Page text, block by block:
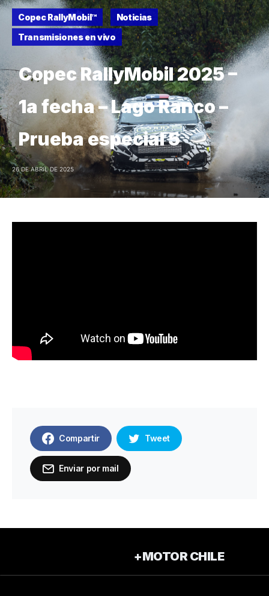
Copec RallyMobil™
Noticias
Transmisiones en vivo
Copec RallyMobil 2025 –
1a fecha – Lago Ranco –
Prueba especial 5
26 DE ABRIL DE 2025
Compartir Tweet
Enviar por mail
+MOTOR CHILE